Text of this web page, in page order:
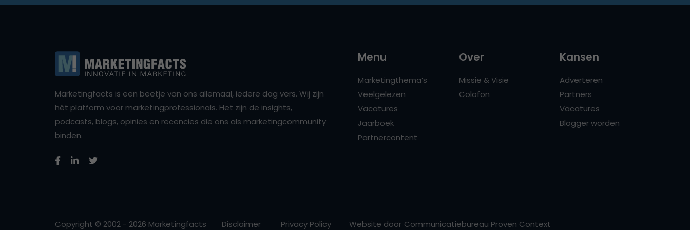
Marketingfacts is een beetje van ons allemaal, iedere dag vers. Wij zijn
hét platform voor marketingprofessionals. Het zijn de insights,
podcasts, blogs, opinies en recencies die ons als marketingcommunity
binden.
Menu
Marketingthema’s
Veelgelezen
Vacatures
Jaarboek
Partnercontent
Over
Missie & Visie
Colofon
Kansen
Adverteren
Partners
Vacatures
Blogger worden
Copyright © 2002 - 2026 Marketingfacts Disclaimer Privacy Policy Website door Communicatiebureau Proven Context